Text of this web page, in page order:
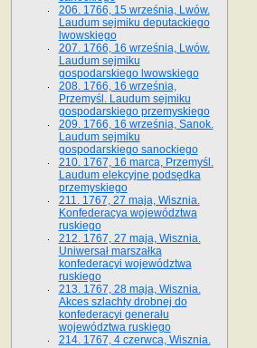
206. 1766, 15 września, Lwów.
Laudum sejmiku deputackiego
lwowskiego
207. 1766, 16 września, Lwów.
Laudum sejmiku
gospodarskiego lwowskiego
208. 1766, 16 września,
Przemyśl. Laudum sejmiku
gospodarskiego przemyskiego
209. 1766, 16 września, Sanok.
Laudum sejmiku
gospodarskiego sanockiego
210. 1767, 16 marca, Przemyśl.
Laudum elekcyjne podsędka
przemyskiego
211. 1767, 27 maja, Wisznia.
Konfederacya województwa
ruskiego
212. 1767, 27 maja, Wisznia.
Uniwersał marszałka
konfederacyi województwa
ruskiego
213. 1767, 28 maja, Wisznia.
Akces szlachty drobnej do
konfederacyi generału
województwa ruskiego
214. 1767, 4 czerwca, Wisznia.